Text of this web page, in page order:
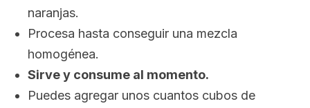
naranjas.
Procesa hasta conseguir una mezcla
homogénea.
Sirve y consume al momento.
Puedes agregar unos cuantos cubos de